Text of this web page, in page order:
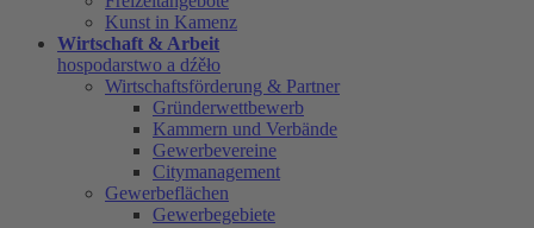
Kunst in Kamenz
Wirtschaft & Arbeit
hospodarstwo a dźěło
Wirtschaftsförderung & Partner
Gründerwettbewerb
Kammern und Verbände
Gewerbevereine
Citymanagement
Gewerbeflächen
Gewerbegebiete